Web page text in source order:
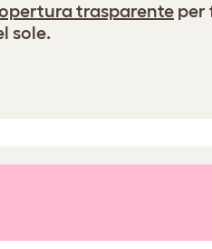
trasparente per
sole.